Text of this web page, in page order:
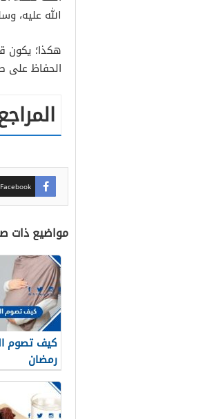
الله عليه،
هكذا؛ يكون
الحفاظ على
Facebook
مواضيع ذات
كيف تصوم
رمضان